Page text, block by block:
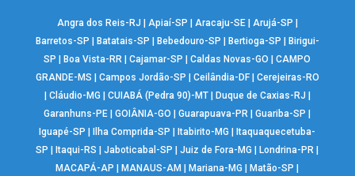
Angra dos Reis-RJ Apiaí-SP Aracaju-SE| Arujá-SP
Barretos-SP
Batatais-SP Bebedouro-SP Bertioga-SP
Birigui-
SP
Boa Vista-RR |Cajamar-SP |Caldas Novas-GO |CAMPO
GRANDE-MS
Campos Jordão-SP Ceilândia-DF| Cerejeiras-RO
Cláudio-MG CUIABÁ (Pedra 90)-MT| Duque de Caxias-RJ
Garanhuns-PE |GOIÂNIA-GO |Guarapuava-PR |Guariba-SP
Iguapé-SP
Ilha Comprida-SP Itabirito-MG
Itaquaquecetuba-
SP
Itaqui-RS |Jaboticabal-SP |Juiz de Fora-MG Londrina-PR
MACAPÁ-AP
MANAUS-AM Mariana-MG Matão-SP